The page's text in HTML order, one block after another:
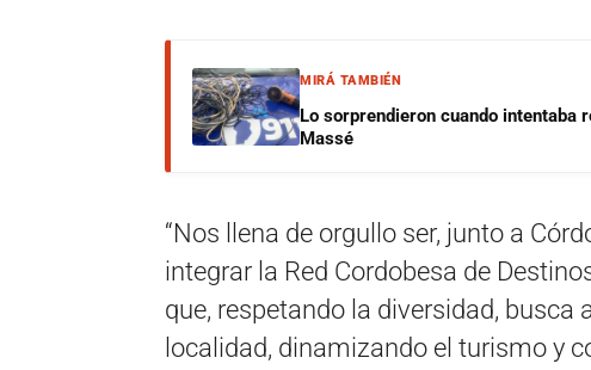
MIRÁ TAMBIÉN
Lo sorprendieron cuando intentaba
Massé
“Nos llena de orgullo ser, junto a
integrar la Red Cordobesa de
que, respetando la diversidad,
localidad, dinamizando el turismo y